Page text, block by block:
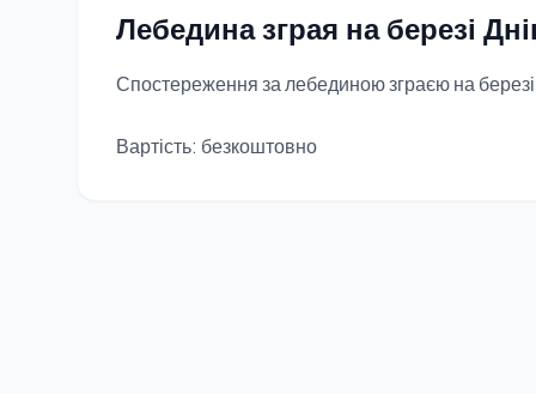
Лебедина зграя на березі
Спостереження за лебединою зграєю на березі
Вартість: безкоштовно